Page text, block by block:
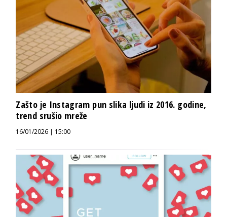
Zašto je Instagram pun slika ljudi iz 2016. godine,
trend srušio mreže
16/01/2026 | 15:00